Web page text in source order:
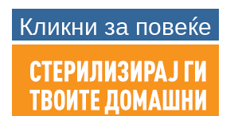
Кликни за повеќе